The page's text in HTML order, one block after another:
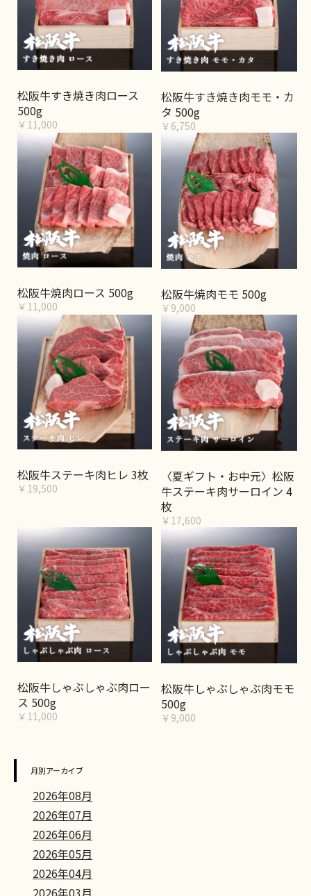
松阪牛すき焼き肉ロース
500g
￥11,000
松阪牛すき焼き肉モモ・カ
タ 500g
￥6,750
松阪牛焼肉ロース 500g
￥11,000
松阪牛焼肉モモ 500g
￥9,000
松阪牛ステーキ肉ヒレ 3枚
￥19,500
〈夏ギフト・お中元〉松阪
牛ステーキ肉サーロイン 4
枚
￥17,600
松阪牛しゃぶしゃぶ肉ロー
ス 500g
￥11,000
松阪牛しゃぶしゃぶ肉モモ
500g
￥9,000
月別アーカイブ
2026年08月
2026年07月
2026年06月
2026年05月
2026年04月
2026年03月